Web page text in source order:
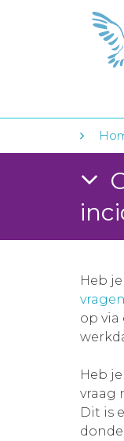
Heb
vragen
op
Heb
vraag
Dit is